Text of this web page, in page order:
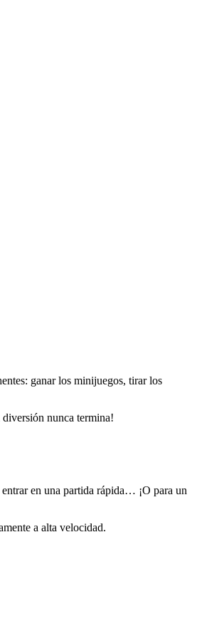
ganar los minijuegos, tirar los
nunca termina!
en una partida rápida… ¡O para un
a alta velocidad.